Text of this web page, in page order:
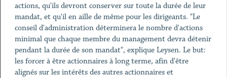
actions, qu'ils devront conserver sur toute la durée de leur
mandat, et qu'il en aille de même pour les dirigeants. "Le
conseil d'administration déterminera le nombre d'actions
minimal que chaque membre du management devra détenir
pendant la durée de son mandat", explique Leysen. Le but:
les forcer à être actionnaires à long terme, afin d'être
alignés sur les intérêts des autres actionnaires et